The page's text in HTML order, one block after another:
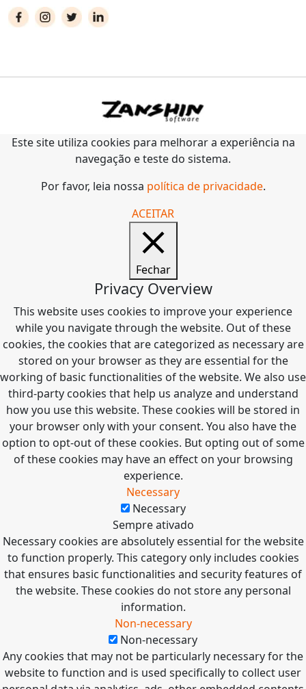
Este site utiliza cookies para melhorar a experiência na
navegação e teste do sistema.
Por favor, leia nossa política de privacidade.
ACEITAR
Fechar
Privacy Overview
This website uses cookies to improve your experience
while you navigate through the website. Out of these
cookies, the cookies that are categorized as necessary are
stored on your browser as they are essential for the
working of basic functionalities of the website. We also use
third-party cookies that help us analyze and understand
how you use this website. These cookies will be stored in
your browser only with your consent. You also have the
option to opt-out of these cookies. But opting out of some
of these cookies may have an effect on your browsing
experience.
Necessary
Necessary
Sempre ativado
Necessary cookies are absolutely essential for the website
to function properly. This category only includes cookies
that ensures basic functionalities and security features of
the website. These cookies do not store any personal
information.
Non-necessary
Non-necessary
Any cookies that may not be particularly necessary for the
website to function and is used specifically to collect user